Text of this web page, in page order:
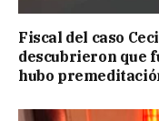
Fiscal del caso
descubrieron que
hubo